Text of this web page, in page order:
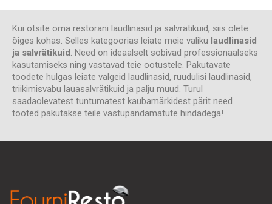
Kui otsite oma restorani laudlinasid ja salvrätikuid, siis olete
õiges kohas. Selles kategoorias leiate meie valiku laudlinasid
ja salvrätikuid . Need on ideaalselt sobivad professionaalseks
kasutamiseks ning vastavad teie ootustele. Pakutavate
toodete hulgas leiate valgeid laudlinasid, ruudulisi laudlinasid,
triikimisvabu lauasalvrätikuid ja palju muud. Turul
saadaolevatest tuntumatest kaubamärkidest pärit need
tooted pakutakse teile vastupandamatute hindadega!